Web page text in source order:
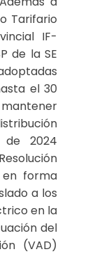
Tarifario
IF-
de la SE
el 30
2024
en forma
a los
en la
del
(VAD)